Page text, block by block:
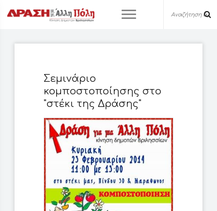
Σεμινάριο
κομποστοποίησης στο
"στέκι της Δράσης"